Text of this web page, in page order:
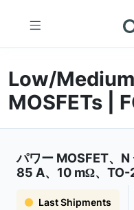
Low/
MOSFETs |
パワー MOSFET、N
85 A、10 mΩ、TO-
Last Shipments